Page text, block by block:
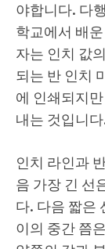
야합니다. 다
학교에서 배
자는 인치 값
되는 반 인치
에 인쇄되지
내는 것입니
인치 라인과
음 가장 긴 선
다. 다음 짧은
이의 중간 쯤